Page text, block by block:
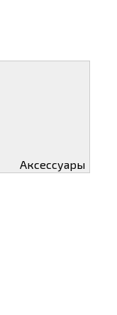
Аксессуары